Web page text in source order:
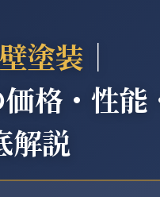
塗装 ｜
格・性能
解説